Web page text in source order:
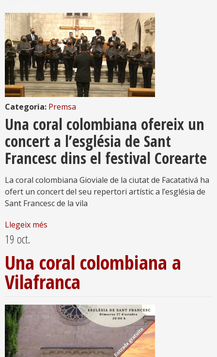
Categoria: Premsa
Una coral colombiana ofereix un
concert a l’església de Sant
Francesc dins el festival Corearte
La coral colombiana Gioviale de la ciutat de Facatativá ha
ofert un concert del seu repertori artístic a l’església de
Sant Francesc de la vila
Llegeix més
19 oct.
Una coral colombiana a
Vilafranca